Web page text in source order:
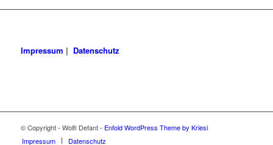
Impressum | Datenschutz
© Copyright - Wolfi Defant - Enfold WordPress Theme by Kriesi
Impressum
Datenschutz